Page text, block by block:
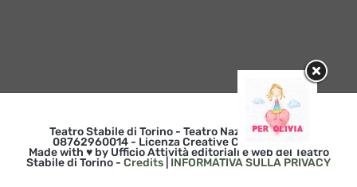
Teatro Stabile di Torino - Teatro Nazionale | p. iva
08762960014 - Licenza Creative Commons 3.0
Made with ♥ by Ufficio Attività editoriali e web del Teatro
Stabile di Torino - Credits INFORMATIVA SULLA PRIVACY